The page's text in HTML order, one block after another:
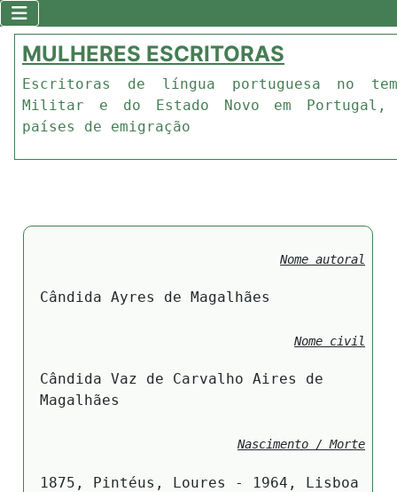
MULHERES ESCRITORAS
Escritoras de língua portuguesa no
Militar e do Estado Novo em
países de emigração
Nome autoral
Cândida Ayres de Magalhães
Nome civil
Cândida Vaz de Carvalho Aires de
Magalhães
Nascimento / Morte
1875, Pintéus, Loures - 1964, Lisboa